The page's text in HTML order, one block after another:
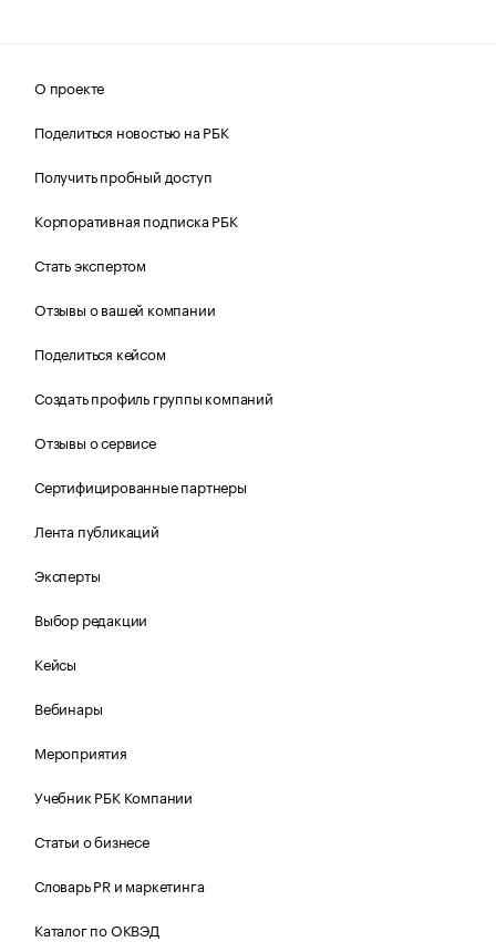
О проекте
Поделиться новостью на РБК
Получить пробный доступ
Корпоративная подписка РБК
Стать экспертом
Отзывы о вашей компании
Поделиться кейсом
Создать профиль группы компаний
Отзывы о сервисе
Сертифицированные партнеры
Лента публикаций
Эксперты
Выбор редакции
Кейсы
Вебинары
Мероприятия
Учебник РБК Компании
Статьи о бизнесе
Словарь PR и маркетинга
Каталог по ОКВЭД